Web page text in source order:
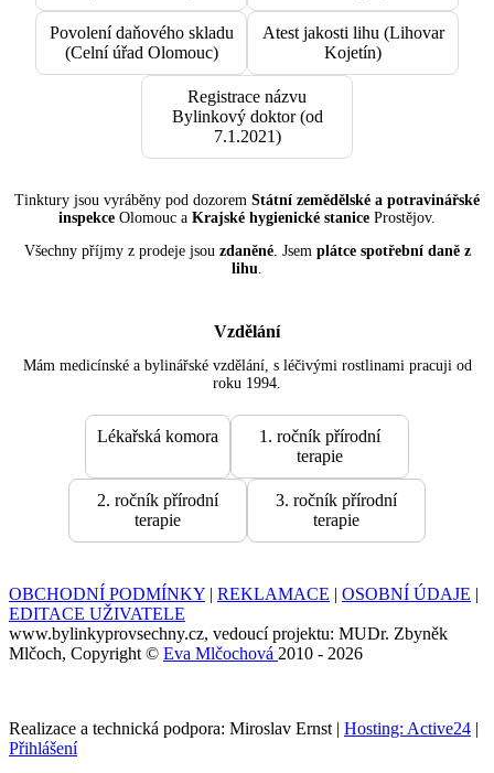
Povolení daňového skladu
(Celní úřad Olomouc)
Atest jakosti lihu (Lihovar
Kojetín)
Registrace názvu
Bylinkový doktor (od
7.1.2021)
Tinktury jsou vyráběny pod dozorem Státní zemědělské a potravinářské
inspekce Olomouc a Krajské hygienické stanice Prostějov.
Všechny příjmy z prodeje jsou zdaněné. Jsem plátce spotřební daně z
lihu.
Vzdělání
Mám medicínské a bylinářské vzdělání, s léčivými rostlinami pracuji od
roku 1994.
Lékařská komora
1. ročník přírodní
terapie
2. ročník přírodní
terapie
3. ročník přírodní
terapie
OBCHODNÍ PODMÍNKY | REKLAMACE | OSOBNÍ ÚDAJE |
EDITACE UŽIVATELE
www.bylinkyprovsechny.cz, vedoucí projektu: MUDr. Zbyněk
Mlčoch, Copyright © Eva Mlčochová 2010 - 2026
Realizace a technická podpora: Miroslav Ernst | Hosting: Active24 |
Přihlášení